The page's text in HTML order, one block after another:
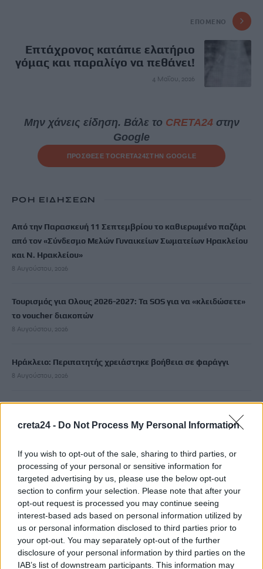
creta24 - Do Not Process My Personal Information
If you wish to opt-out of the sale, sharing to third parties, or
processing of your personal or sensitive information for
targeted advertising by us, please use the below opt-out
section to confirm your selection. Please note that after your
opt-out request is processed you may continue seeing
interest-based ads based on personal information utilized by
us or personal information disclosed to third parties prior to
your opt-out. You may separately opt-out of the further
disclosure of your personal information by third parties on the
IAB’s list of downstream participants. This information may
ΕΠΌΜΕΝΟ
Επτάχρονος κατάπιε ελατήριο
γόμας και παραλίγο να πεθάνει!
4 Μαΐου, 2026
Μην χάνεις είδηση. Βάλε το CRETA24στην
Google
ΠΡΟΣΘΕΣΕ ΤΟCRETA24ΣΤΗΝ GOOGLE
ΡΟΗ ΕΙΔΗΣΕΩΝ
Από την Παρασκευή 11 Σεπτεμβρίου το καθιερωμένο παζάρι
από τον «Σύνδεσμο Μελών Γυναικείων Σωματείων Ηρακλείου
και Ν. Ηρακλείου»
8 Αυγούστου, 2026
Τουρισμός για Ολους 2026-2027: Τα SOS για να «κλειδώσετε»
το voucher διακοπών
8 Αυγούστου, 2026
Ηράκλειο: Περιπατητής χρειάστηκε βοήθεια σε φαράγγι
8 Αυγούστου, 2026
8 Αυγούστου, 2026
Χανιά: Αναστάτωση από φωτιά κοντά σε σπίτια
8 Αυγούστου, 2026
Σε 57χρονη γυναίκα ανήκει η σορός στον Λυκαβηττό
8 Αυγούστου, 2026
Καλοκαίρι και αλλεργίες: Πότε απαιτείται προσοχή και ποια
συμπτώματα δεν πρέπει να αγνοούμε